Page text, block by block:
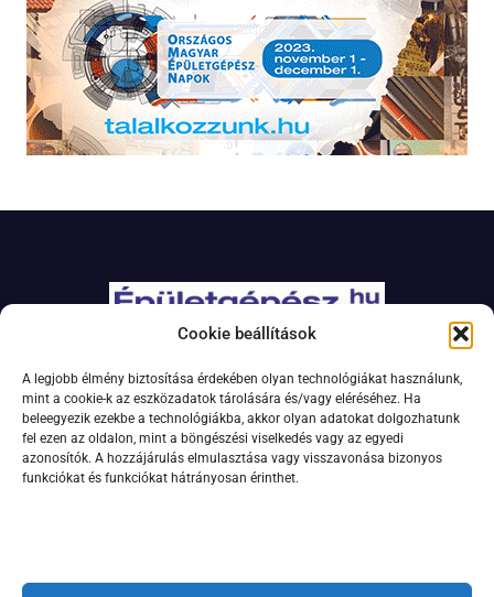
Cookie beállítások
A legjobb élmény biztosítása érdekében olyan technológiákat használunk,
mint a cookie-k az eszközadatok tárolására és/vagy eléréséhez. Ha
beleegyezik ezekbe a technológiákba, akkor olyan adatokat dolgozhatunk
fel ezen az oldalon, mint a böngészési viselkedés vagy az egyedi
azonosítók. A hozzájárulás elmulasztása vagy visszavonása bizonyos
funkciókat és funkciókat hátrányosan érinthet.
Adatkezelési szabályzat
Jogi nyilatkozat
Kapcsolat
Impresszum